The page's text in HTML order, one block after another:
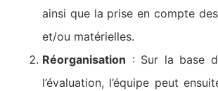
ainsi que la prise en compte
et/ou matérielles.
Réorganisation : Sur la base
l’évaluation, l’équipe peut